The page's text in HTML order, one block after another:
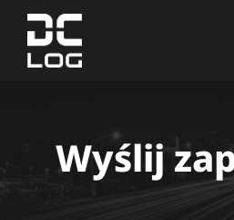
Wyślij